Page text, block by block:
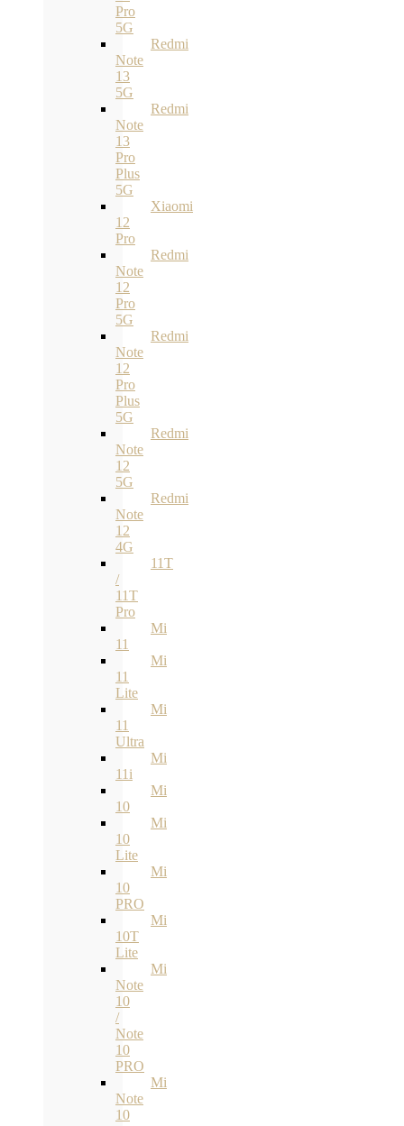
Pro
5G
Redmi
Note
13
5G
Redmi
Note
13
Pro
Plus
5G
Xiaomi
12
Pro
Redmi
Note
12
Pro
5G
Redmi
Note
12
Pro
Plus
5G
Redmi
Note
12
5G
Redmi
Note
12
4G
11T
/
11T
Pro
Mi
11
Mi
11
Lite
Mi
11
Ultra
Mi
11i
Mi
10
Mi
10
Lite
Mi
10
PRO
Mi
10T
Lite
Mi
Note
10
/
Note
10
PRO
Mi
Note
10